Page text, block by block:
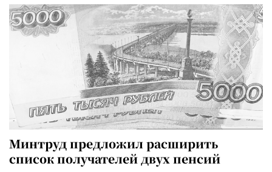
Минтруд предложил расширить
список получателей двух пенсий